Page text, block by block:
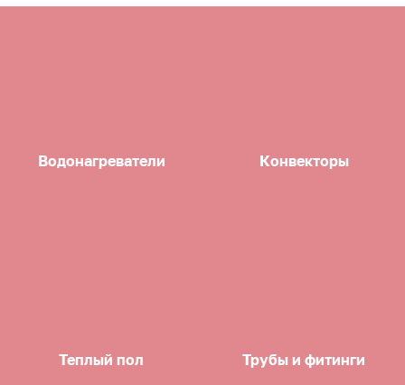
Водонагреватели Конвекторы
Теплый пол Трубы и фитинги